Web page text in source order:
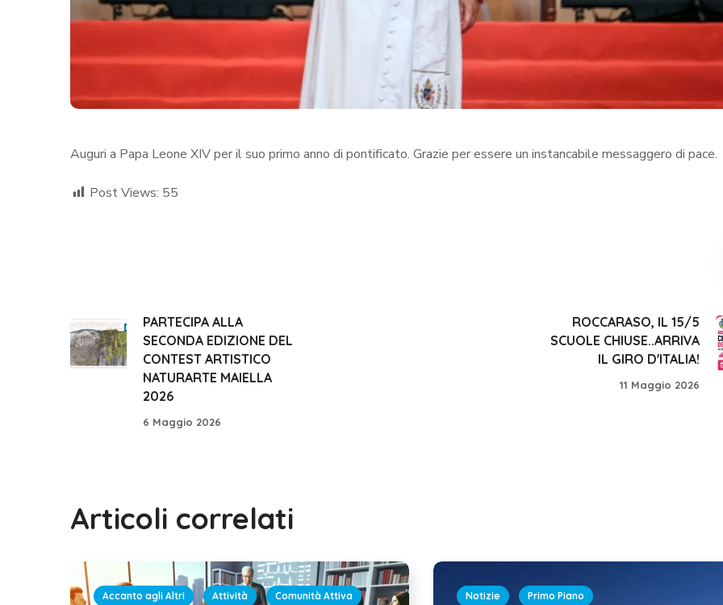
Auguri a Papa Leone XIV per il suo primo anno di pontificato. Grazie per essere un instancabile messaggero di pace.
Post Views: 55
PARTECIPA ALLA
SECONDA EDIZIONE DEL
CONTEST ARTISTICO
NATURARTE MAIELLA
2026
6 Maggio 2026
ROCCARASO, IL 15/5
SCUOLE CHIUSE..ARRIVA
IL GIRO D'ITALIA!
11 Maggio 2026
Articoli correlati
Accanto agli Altri Attività Comunità Attiva Notizie Primo Piano